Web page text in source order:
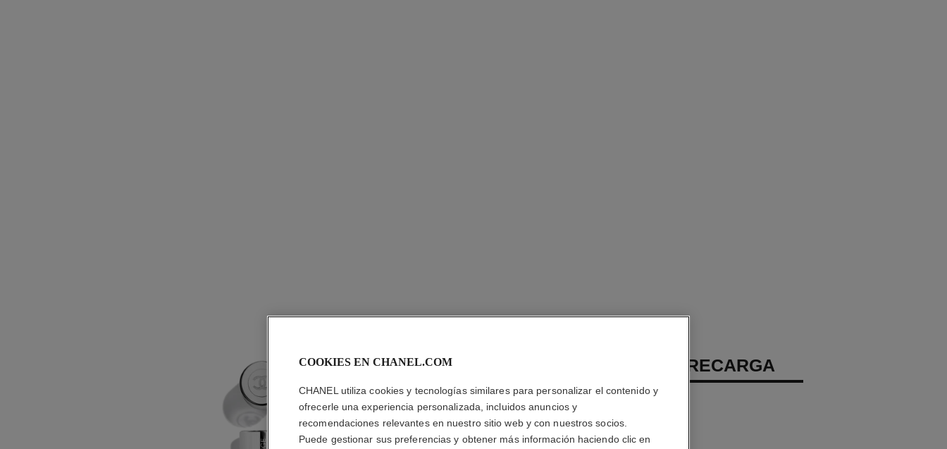
31 LE ROUGE – RECARGA
Barra de Labios Satinada
Más información
Ref. 173532
COOKIES EN CHANEL.COM
CHANEL utiliza cookies y tecnologías similares para personalizar el contenido y
ofrecerle una experiencia personalizada, incluidos anuncios y
recomendaciones relevantes en nuestro sitio web y con nuestros socios.
Puede gestionar sus preferencias y obtener más información haciendo clic en